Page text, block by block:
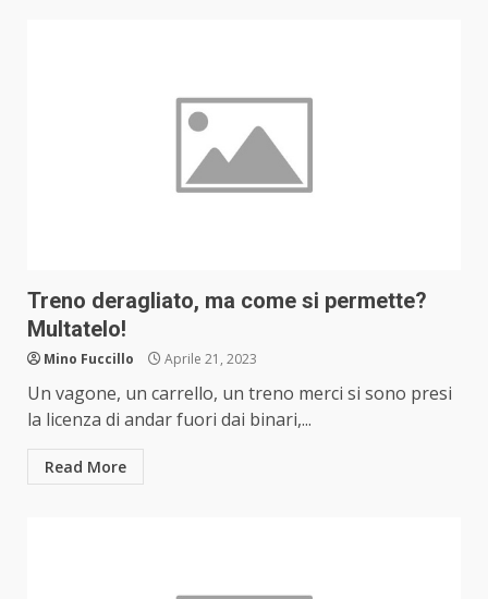
Treno deragliato, ma come si permette?
Multatelo!
Mino Fuccillo Aprile 21, 2023
Un vagone, un carrello, un treno merci si sono presi
la licenza di andar fuori dai binari,...
Read More